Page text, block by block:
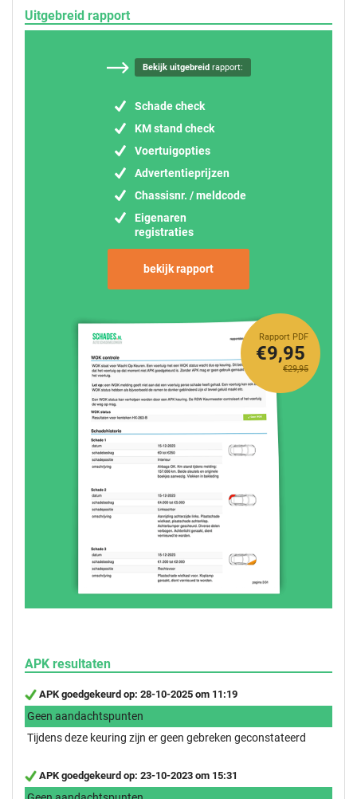
Uitgebreid rapport
Bekijk uitgebreidrapport:
Schade check
KM stand check
Voertuigopties
Advertentieprijzen
Chassisnr. / meldcode
Eigenaren
registraties
bekijk rapport
Rapport PDF
€29,95
€9,95
APK resultaten
APK goedgekeurd op: 28-10-2025 om 11:19
Geen aandachtspunten
Tijdens deze keuring zijn er geen gebreken geconstateerd
APK goedgekeurd op: 23-10-2023 om 15:31